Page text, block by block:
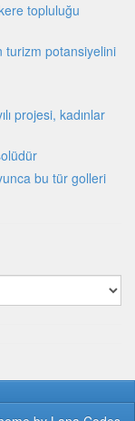
topluluğu
turizm potansiyelini
projesi, kadınlar
bu tür golleri